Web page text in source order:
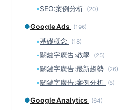
▪SEO:案例分析 (20)
●Google Ads (196)
▪基礎概念 (18)
▪關鍵字廣告:教學 (25)
▪關鍵字廣告:最新趨勢 (26)
▪關鍵字廣告:案例分析 (5)
●Google Analytics (64)